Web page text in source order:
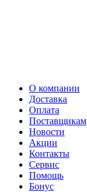
О компании
Доставка
Оплата
Поставщикам
Новости
Акции
Контакты
Сервис
Помощь
Бонус